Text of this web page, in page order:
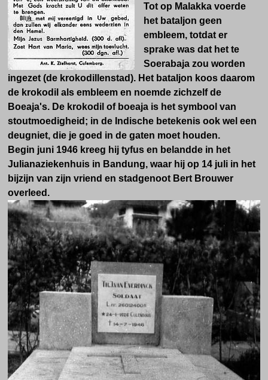
Tot op Malakka voerde
het bataljon geen
embleem, totdat er
sprake was dat het te
Soerabaja zou worden
ingezet (de krokodillenstad). Het bataljon koos daarom
de krokodil als embleem en noemde zichzelf de
Boeaja's. De krokodil of boeaja is het symbool van
stoutmoedigheid; in de Indische betekenis ook wel een
deugniet, die je goed in de gaten moet houden.
Begin juni 1946 kreeg hij tyfus en belandde in het
Julianaziekenhuis in Bandung, waar hij op 14 juli in het
bijzijn van zijn vriend en stadgenoot Bert Brouwer
overleed.